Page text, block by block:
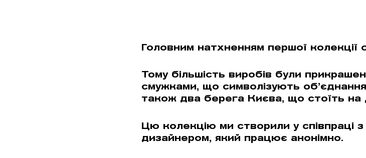
Головним натхненням першої колекції
Тому більшість виробів були
смужками, що символізують об’єднання
також два берега Києва, що стоїть на
Цю колекцію ми створили у співпраці
дизайнером, який працює анонiмно.